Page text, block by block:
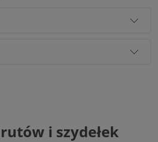
i szydełek